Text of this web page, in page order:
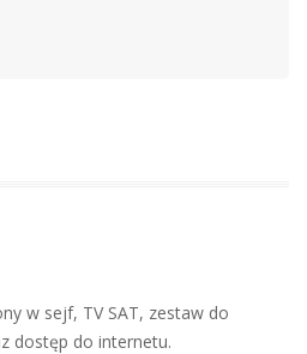
w sejf, TV SAT, zestaw do
dostęp do internetu.